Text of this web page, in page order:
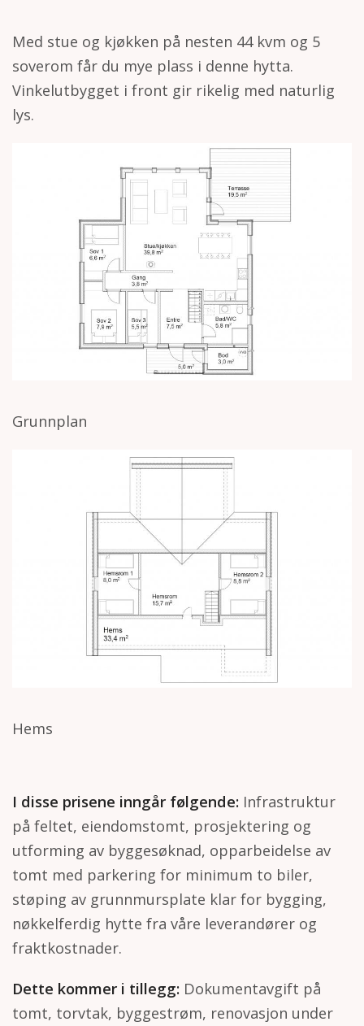
Med stue og kjøkken på nesten 44 kvm og 5
soverom får du mye plass i denne hytta.
Vinkelutbygget i front gir rikelig med naturlig
lys.
Grunnplan
Hems
I disse prisene inngår følgende: Infrastruktur
på feltet, eiendomstomt, prosjektering og
utforming av byggesøknad, opparbeidelse av
tomt med parkering for minimum to biler,
støping av grunnmursplate klar for bygging,
nøkkelferdig hytte fra våre leverandører og
fraktkostnader.
Dette kommer i tillegg: Dokumentavgift på
tomt, torvtak, byggestrøm, renovasjon under